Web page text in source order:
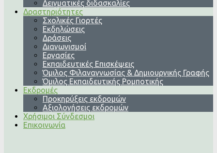
Δειγματικές διδασκαλίες
Δραστηριότητες
Σχολικές Γιορτές
Εκδηλώσεις
Δράσεις
Διαγωνισμοί
Εργασίες
Εκπαιδευτικές Επισκέψεις
Όμιλος Φιλαναγνωσίας & Δημιουργικής Γραφής
Όμιλος Εκπαιδευτικής Ρομποτικής
Εκδρομές
Προκηρύξεις εκδρομών
Αξιολογήσεις εκδρομών
Χρήσιμοι Σύνδεσμοι
Επικοινωνία